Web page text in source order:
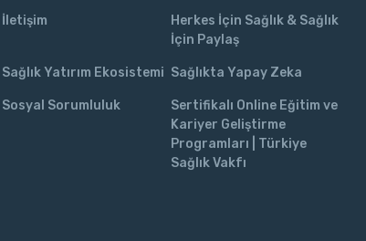
İletişim
Herkes İçin Sağlık & Sağlık
İçin Paylaş
Sağlık Yatırım Ekosistemi Sağlıkta Yapay Zeka
Sosyal Sorumluluk
Sertifikalı Online Eğitim ve
Kariyer Geliştirme
Programları | Türkiye
Sağlık Vakfı